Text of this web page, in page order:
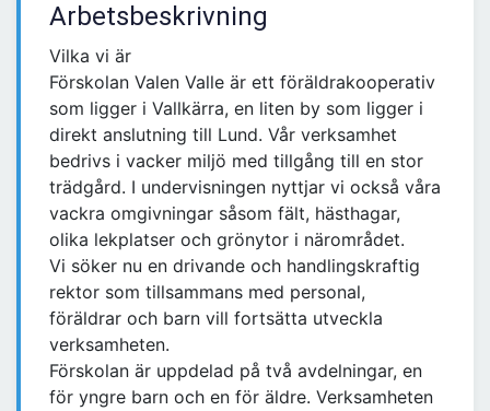
Arbetsbeskrivning
Vilka vi är
Förskolan Valen Valle är ett föräldrakooperativ
som ligger i Vallkärra, en liten by som ligger i
direkt anslutning till Lund. Vår verksamhet
bedrivs i vacker miljö med tillgång till en stor
trädgård. I undervisningen nyttjar vi också våra
vackra omgivningar såsom fält, hästhagar,
olika lekplatser och grönytor i närområdet.
Vi söker nu en drivande och handlingskraftig
rektor som tillsammans med personal,
föräldrar och barn vill fortsätta utveckla
verksamheten.
Förskolan är uppdelad på två avdelningar, en
för yngre barn och en för äldre. Verksamheten